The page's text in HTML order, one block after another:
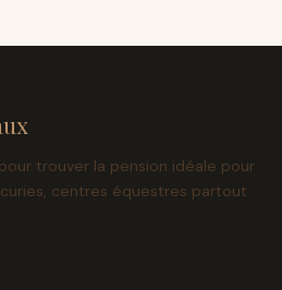
trouver la pension idéale pour
centres équestres partout